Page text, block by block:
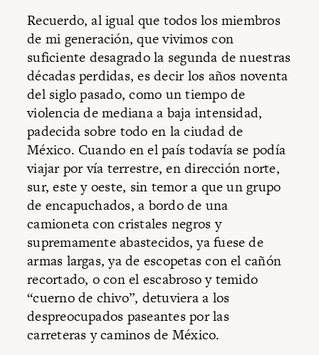
Recuerdo, al igual que todos los miembros
de mi generación, que vivimos con
suficiente desagrado la segunda de nuestras
décadas perdidas, es decir los años noventa
del siglo pasado, como un tiempo de
violencia de mediana a baja intensidad,
padecida sobre todo en la ciudad de
México. Cuando en el país todavía se podía
viajar por vía terrestre, en dirección norte,
sur, este y oeste, sin temor a que un grupo
de encapuchados, a bordo de una
camioneta con cristales negros y
supremamente abastecidos, ya fuese de
armas largas, ya de escopetas con el cañón
recortado, o con el escabroso y temido
“cuerno de chivo”, detuviera a los
despreocupados paseantes por las
carreteras y caminos de México.